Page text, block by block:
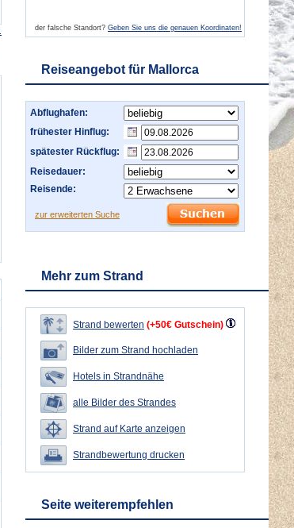
der falsche Standort? Geben Sie uns die genauen Koordinaten!
Reiseangebot für Mallorca
Abflughafen:
frühester Hinflug:
spätester Rückflug:
Reisedauer:
Reisende:
zur erweiterten Suche
Mehr zum Strand
Strand bewerten (+50€ Gutschein)
Bilder zum Strand hochladen
Hotels in Strandnähe
alle Bilder des Strandes
Strand auf Karte anzeigen
Strandbewertung drucken
Seite weiterempfehlen